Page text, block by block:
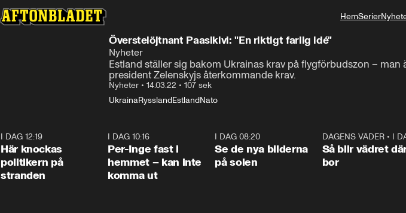
HemSerier
Överstelöjtnant Paasikivi: "En riktigt farlig idé"
Nyheter
Estland ställer sig bakom Ukrainas krav på flygförbudszon –
president Zelenskyjs återkommande krav.
Nyheter • 14.03.22 • 107 sek
UkrainaRysslandEstlandNato
I DAG 12:19
Här knockas
politikern på
stranden
I DAG 10:16
Per-Inge fast i
hemmet – kan inte
komma ut
I DAG 08:20
Se de nya bilderna
på solen
DAGENS VÄDER• I
Så blir vädret
bor